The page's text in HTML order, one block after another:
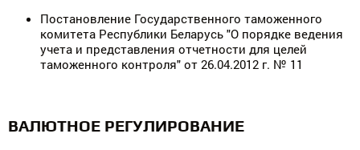
Постановление Государственного таможенного
комитета Республики Беларусь "О порядке ведения
учета и представления отчетности для целей
таможенного контроля" от 26.04.2012 г. № 11
ВАЛЮТНОЕ РЕГУЛИРОВАНИЕ